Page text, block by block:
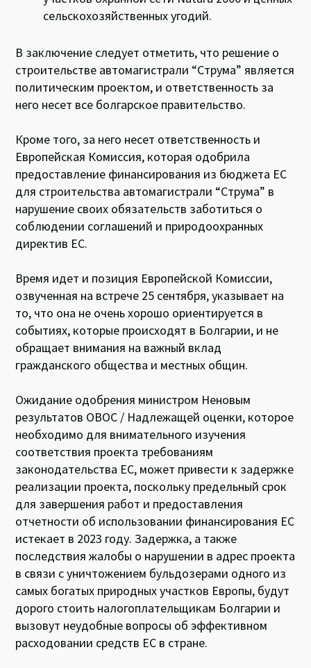
сельскохозяйственных угодий.
В заключение следует отметить, что решение о
строительстве автомагистрали “Струма” является
политическим проектом, и ответственность за
него несет все болгарское правительство.
Кроме того, за него несет ответственность и
Европейская Комиссия, которая одобрила
предоставление финансирования из бюджета ЕС
для строительства автомагистрали “Струма” в
нарушение своих обязательств заботиться о
соблюдении соглашений и природоохранных
директив ЕС.
Время идет и позиция Европейской Комиссии,
озвученная на встрече 25 сентября, указывает на
то, что она не очень хорошо ориентируется в
событиях, которые происходят в Болгарии, и не
обращает внимания на важный вклад
гражданского общества и местных общин.
Ожидание одобрения министром Неновым
результатов ОВОС / Надлежащей оценки, которое
необходимо для внимательного изучения
соответствия проекта требованиям
законодательства ЕС, может привести к задержке
реализации проекта, поскольку предельный срок
для завершения работ и предоставления
отчетности об использовании финансирования ЕС
истекает в 2023 году. Задержка, а также
последствия жалобы о нарушении в адрес проекта
в связи с уничтожением бульдозерами одного из
самых богатых природных участков Европы, будут
дорого стоить налогоплательщикам Болгарии и
вызовут неудобные вопросы об эффективном
расходовании средств ЕС в стране.